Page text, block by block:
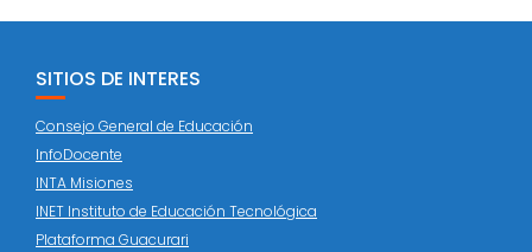
SITIOS DE INTERES
Consejo General de Educación
InfoDocente
INTA Misiones
INET Instituto de Educación Tecnológica
Plataforma Guacurari